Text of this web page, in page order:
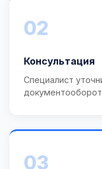
02
Консультация
Специалист
03